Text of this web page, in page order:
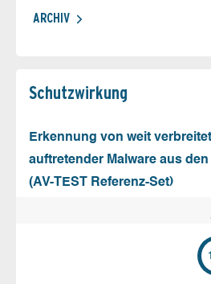
ARCHIV
Schutz­wirkung
Erkennung von weit
auftretender Malware aus
(AV-TEST Referenz-Set)